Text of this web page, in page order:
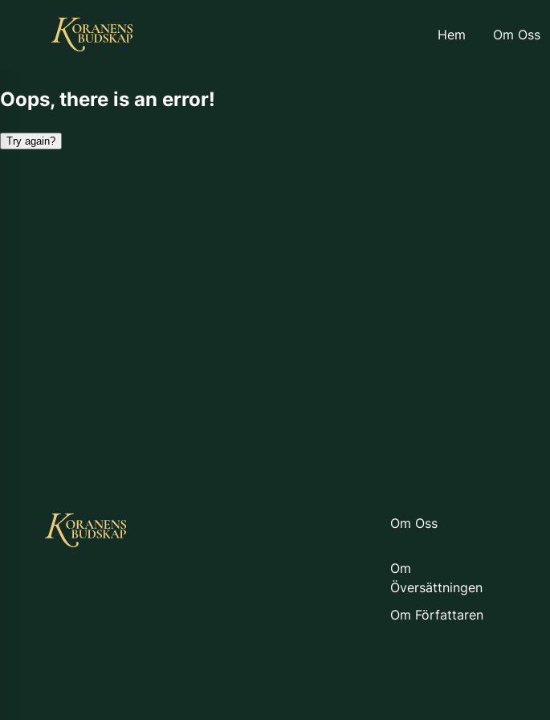
Hem Om Oss
Oops, there is an error!
Try again?
Om Oss
Om
Översättningen
Om Författaren